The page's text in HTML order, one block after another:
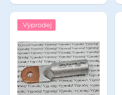
Výprodej